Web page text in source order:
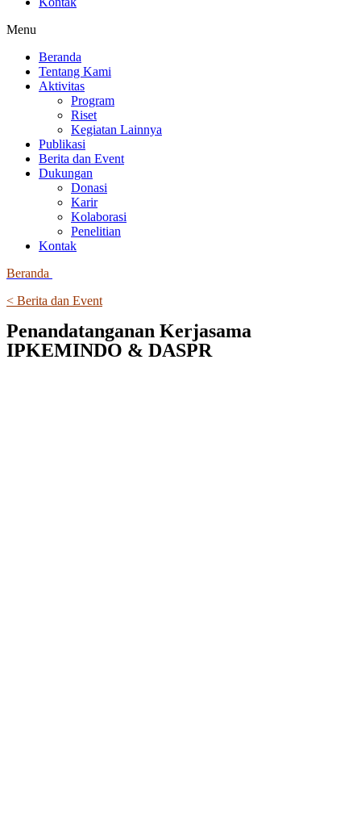
Menu
Beranda
Tentang Kami
Aktivitas
Program
Riset
Kegiatan Lainnya
Publikasi
Berita dan Event
Dukungan
Donasi
Karir
Kolaborasi
Penelitian
Kontak
Beranda
< Berita dan Event
Penandatanganan Kerjasama
IPKEMINDO & DASPR